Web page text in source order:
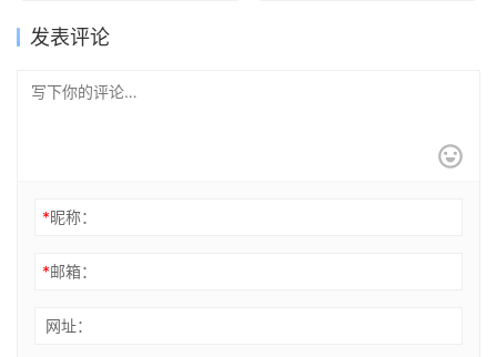
发表评论
*昵称：
*邮箱：
网址：